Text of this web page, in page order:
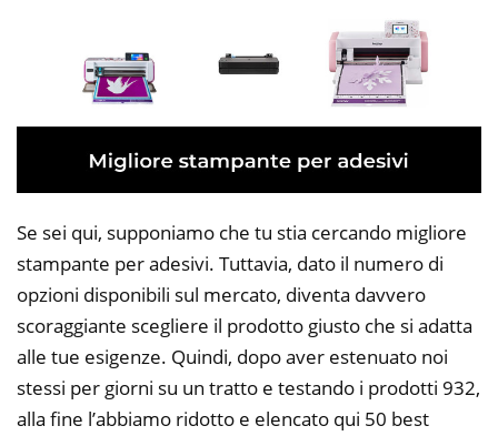
Se sei qui, supponiamo che tu stia cercando migliore
stampante per adesivi. Tuttavia, dato il numero di
opzioni disponibili sul mercato, diventa davvero
scoraggiante scegliere il prodotto giusto che si adatta
alle tue esigenze. Quindi, dopo aver estenuato noi
stessi per giorni su un tratto e testando i prodotti 932,
alla fine l’abbiamo ridotto e elencato qui 50 best